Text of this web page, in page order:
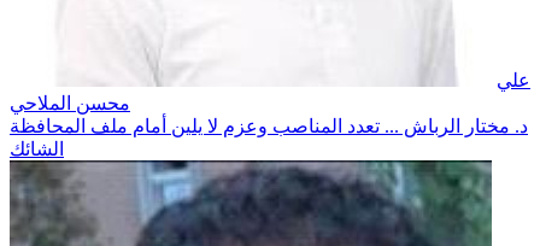
علي
محسن الملاحي
د. مختار الرباش ... تعدد المناصب وعزم لا يلين أمام ملف المحافظة
الشائك